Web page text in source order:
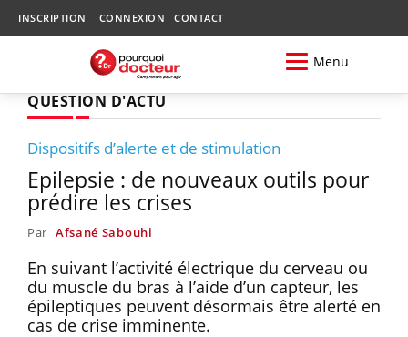
INSCRIPTION CONNEXION CONTACT
Menu
QUESTION D'ACTU
Dispositifs d’alerte et de stimulation
Epilepsie : de nouveaux outils pour
prédire les crises
Par Afsané Sabouhi
En suivant l’activité électrique du cerveau ou
du muscle du bras à l’aide d’un capteur, les
épileptiques peuvent désormais être alerté en
cas de crise imminente.